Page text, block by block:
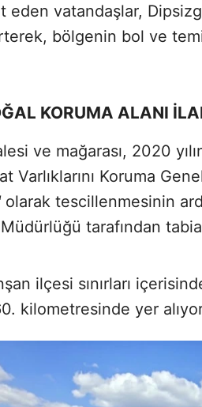
eden vatandaşlar,
bölgenin bol ve
KORUMA ALANI
ve mağarası, 2020
Varlıklarını Koruma
olarak tescillenmesinin
tarafından
ilçesi sınırları
kilometresinde yer